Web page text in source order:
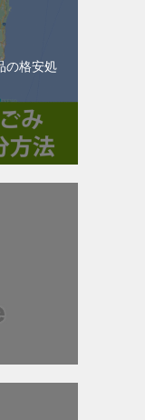
の格安処